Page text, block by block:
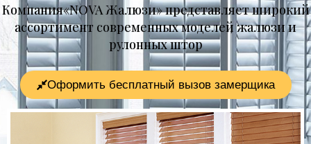
Компания«NOVA Жалюзи» представляет широкий
ассортимент современных моделей жалюзи и
рулонных штор
Оформить бесплатный вызов замерщика